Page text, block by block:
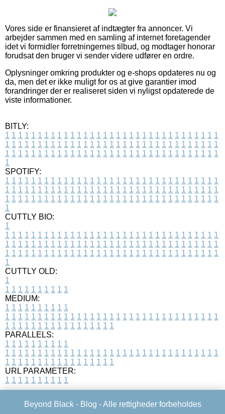
Vores side er finansieret af indtægter fra annoncer. Vi
arbejder sammen med en samling af internet foretagender
idet vi formidler forretningernes tilbud, og modtager honorar
forudsat den bruger vi sender videre udfører en ordre.
Oplysninger omkring produkter og e-shops opdateres nu og
da, men det er ikke muligt for os at give garantier imod
forandringer der er realiseret siden vi nyligst opdaterede de
viste informationer.
BITLY:
1 1 1 1 1 1 1 1 1 1 1 1 1 1 1 1 1 1 1 1 1 1 1 1 1 1 1 1 1 1 1 1 1
1 1 1 1 1 1 1 1 1 1 1 1 1 1 1 1 1 1 1 1 1 1 1 1 1 1 1 1 1 1 1 1 1
1 1 1 1 1 1 1 1 1 1 1 1 1 1 1 1 1 1 1 1 1 1 1 1 1 1 1 1 1 1 1 1 1
1
SPOTIFY:
1 1 1 1 1 1 1 1 1 1 1 1 1 1 1 1 1 1 1 1 1 1 1 1 1 1 1 1 1 1 1 1 1
1 1 1 1 1 1 1 1 1 1 1 1 1 1 1 1 1 1 1 1 1 1 1 1 1 1 1 1 1 1 1 1 1
1 1 1 1 1 1 1 1 1 1 1 1 1 1 1 1 1 1 1 1 1 1 1 1 1 1 1 1 1 1 1 1 1
1
CUTTLY BIO:
1
1 1 1 1 1 1 1 1 1 1 1 1 1 1 1 1 1 1 1 1 1 1 1 1 1 1 1 1 1 1 1 1 1
1 1 1 1 1 1 1 1 1 1 1 1 1 1 1 1 1 1 1 1 1 1 1 1 1 1 1 1 1 1 1 1 1
1 1 1 1 1 1 1 1 1 1 1 1 1 1 1 1 1 1 1 1 1 1 1 1 1 1 1 1 1 1 1 1 1
1
CUTTLY OLD:
1
1 1 1 1 1 1 1 1 1 1
MEDIUM:
1 1 1 1 1 1 1 1 1 1
1 1 1 1 1 1 1 1 1 1 1 1 1 1 1 1 1 1 1 1 1 1 1 1 1 1 1 1 1 1 1 1 1
1 1 1 1 1 1 1 1 1 1 1 1 1 1 1 1 1
PARALLELS:
1 1 1 1 1 1 1 1 1 1
1 1 1 1 1 1 1 1 1 1 1 1 1 1 1 1 1 1 1 1 1 1 1 1 1 1 1 1 1 1 1 1 1
1 1 1 1 1 1 1 1 1 1 1 1 1 1 1 1 1
URL PARAMETER:
1 1 1 1 1 1 1 1 1 1
Beyond Black - Blog - Alle rettigheder forbeholdes